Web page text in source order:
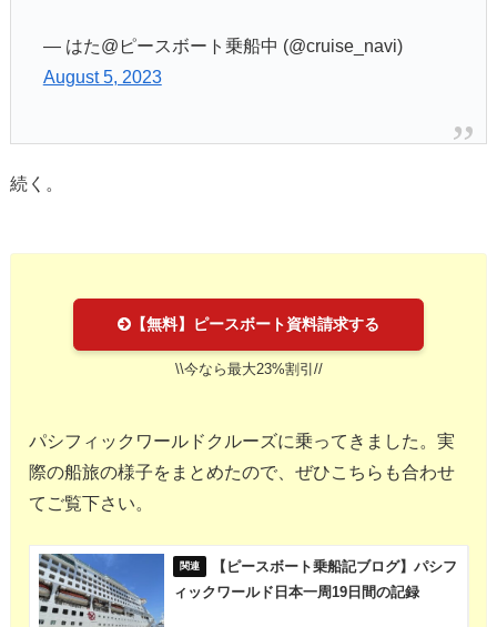
— はた@ピースボート乗船中 (@cruise_navi)
August 5, 2023
続く。
【無料】ピースボート資料請求する
\\今なら最大23%割引//
パシフィックワールドクルーズに乗ってきました。実
際の船旅の様子をまとめたので、ぜひこちらも合わせ
てご覧下さい。
【ピースボート乗船記ブログ】パシフ
ィックワールド日本一周19日間の記録